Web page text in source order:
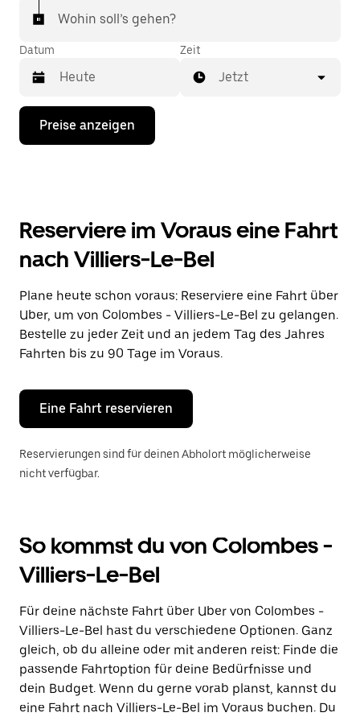
Wohin soll’s gehen?
Datum
Drücke
Nach-
Kalender
interagieren
ein
Datum
auszuwählen.
Drücke
die
Escape-
um
den
Kalender
schließen.
Zeit
Jetzt
Preise anzeigen
Reserviere im Voraus eine Fahrt
nach Villiers-Le-Bel
Plane heute schon voraus: Reserviere eine Fahrt über
Uber, um von Colombes - Villiers-Le-Bel zu gelangen.
Bestelle zu jeder Zeit und an jedem Tag des Jahres
Fahrten bis zu 90 Tage im Voraus.
Eine Fahrt reservieren
Reservierungen sind für deinen Abholort möglicherweise
nicht verfügbar.
So kommst du von Colombes -
Villiers-Le-Bel
Für deine nächste Fahrt über Uber von Colombes -
Villiers-Le-Bel hast du verschiedene Optionen. Ganz
gleich, ob du alleine oder mit anderen reist: Finde die
passende Fahrtoption für deine Bedürfnisse und
dein Budget. Wenn du gerne vorab planst, kannst du
eine Fahrt nach Villiers-Le-Bel im Voraus buchen. Du